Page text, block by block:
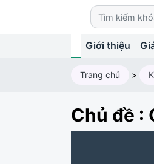
Giới thiệu
Trang chủ >
Chủ đề :